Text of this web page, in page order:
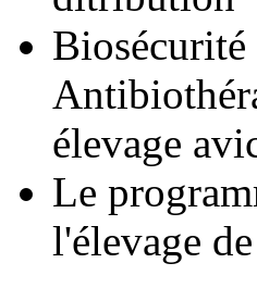
élevage
Le
l'élevage